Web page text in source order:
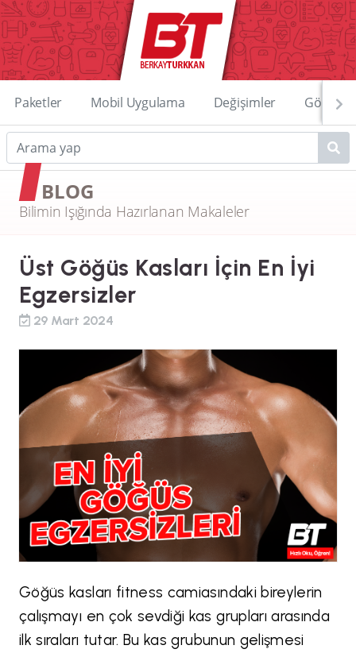
Paketler Mobil Uygulama Değişimler
BLOG
Bilimin Işığında Hazırlanan Makaleler
Üst Göğüs Kasları İçin En İyi
Egzersizler
29 Mart 2024
Göğüs kasları fitness camiasındaki bireylerin
çalışmayı en çok sevdiği kas grupları arasında
ilk sıraları tutar. Bu kas grubunun gelişmesi